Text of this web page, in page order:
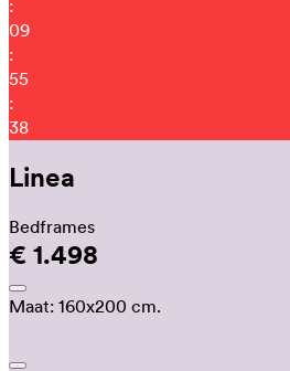
:
09
:
55
:
26
Linea
Bedframes
€ 1.498
Maat: 160x200 cm.